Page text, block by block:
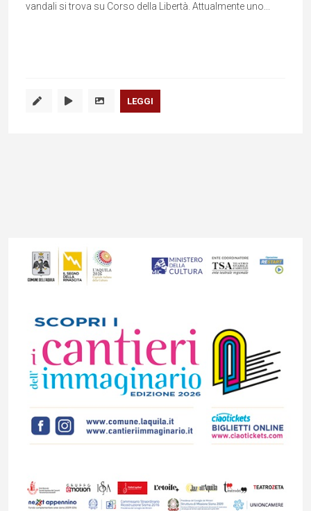
vandali si trova su Corso della Libertà. Attualmente uno...
LEGGI